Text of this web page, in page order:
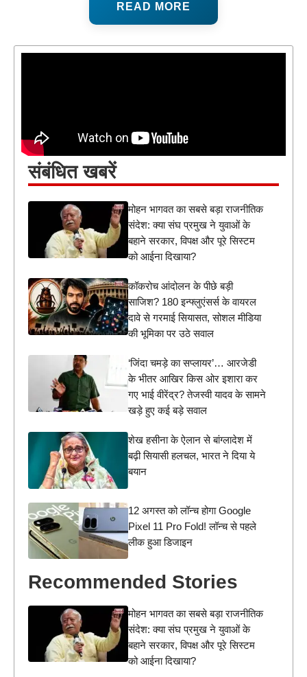
READ MORE
संबंधित खबरें
मोहन भागवत का सबसे बड़ा राजनीतिक
संदेश: क्या संघ प्रमुख ने युवाओं के
बहाने सरकार, विपक्ष और पूरे सिस्टम
को आईना दिखाया?
कॉकरोच आंदोलन के पीछे बड़ी
साजिश? 180 इन्फ्लुएंसर्स के वायरल
दावे से गरमाई सियासत, सोशल मीडिया
की भूमिका पर उठे सवाल
‘जिंदा चमड़े का सप्लायर’… आरजेडी
के भीतर आखिर किस ओर इशारा कर
गए भाई वीरेंद्र? तेजस्वी यादव के सामने
खड़े हुए कई बड़े सवाल
शेख हसीना के ऐलान से बांग्लादेश में
बढ़ी सियासी हलचल, भारत ने दिया ये
बयान
12 अगस्त को लॉन्च होगा Google
Pixel 11 Pro Fold! लॉन्च से पहले
लीक हुआ डिजाइन
Recommended Stories
मोहन भागवत का सबसे बड़ा राजनीतिक
संदेश: क्या संघ प्रमुख ने युवाओं के
बहाने सरकार, विपक्ष और पूरे सिस्टम
को आईना दिखाया?